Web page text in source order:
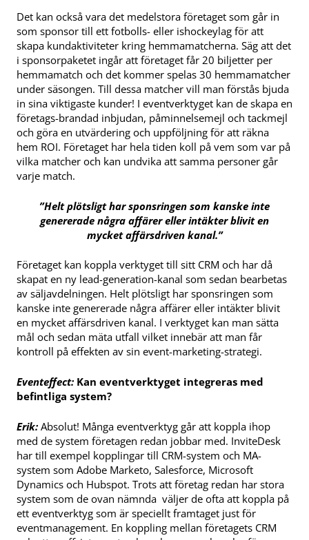
Det kan också vara det medelstora företaget som går in
som sponsor till ett fotbolls- eller ishockeylag för att
skapa kundaktiviteter kring hemmamatcherna. Säg att det
i sponsorpaketet ingår att företaget får 20 biljetter per
hemmamatch och det kommer spelas 30 hemmamatcher
under säsongen. Till dessa matcher vill man förstås bjuda
in sina viktigaste kunder! I eventverktyget kan de skapa en
företags-brandad inbjudan, påminnelsemejl och tackmejl
och göra en utvärdering och uppföljning för att räkna
hem ROI. Företaget har hela tiden koll på vem som var på
vilka matcher och kan undvika att samma personer går
varje match.
”Helt plötsligt har sponsringen som kanske inte
genererade några affärer eller intäkter blivit en
mycket affärsdriven kanal.”
Företaget kan koppla verktyget till sitt CRM och har då
skapat en ny lead-generation-kanal som sedan bearbetas
av säljavdelningen. Helt plötsligt har sponsringen som
kanske inte genererade några affärer eller intäkter blivit
en mycket affärsdriven kanal. I verktyget kan man sätta
mål och sedan mäta utfall vilket innebär att man får
kontroll på effekten av sin event-marketing-strategi.
Eventeffect: Kan eventverktyget integreras med
befintliga system?
Erik: Absolut! Många eventverktyg går att koppla ihop
med de system företagen redan jobbar med. InviteDesk
har till exempel kopplingar till CRM-system och MA-
system som Adobe Marketo, Salesforce, Microsoft
Dynamics och Hubspot. Trots att företag redan har stora
system som de ovan nämnda väljer de ofta att koppla på
ett eventverktyg som är speciellt framtaget just för
eventmanagement. En koppling mellan företagets CRM